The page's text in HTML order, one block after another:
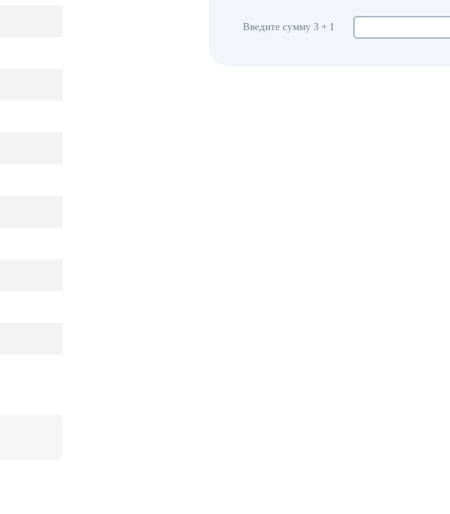
Введите сумму 3 + 1